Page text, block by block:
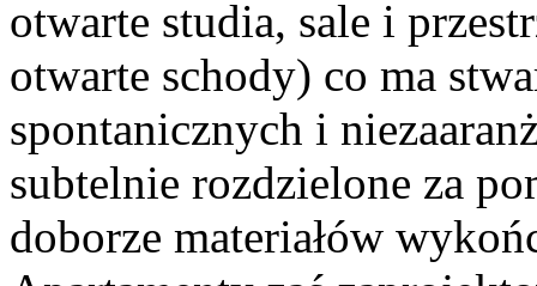
otwarte studia, sale i
otwarte schody) co ma
spontanicznych i
subtelnie rozdzielone za
doborze materiałów